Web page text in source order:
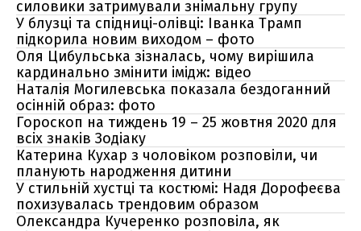
силовики затримували знімальну групу
У блузці та спідниці-олівці: Іванка Трамп
підкорила новим виходом – фото
Оля Цибульська зізналась, чому вирішила
кардинально змінити імідж: відео
Наталія Могилевська показала бездоганний
осінній образ: фото
Гороскоп на тиждень 19 – 25 жовтня 2020 для
всіх знаків Зодіаку
Катерина Кухар з чоловіком розповіли, чи
планують народження дитини
У стильній хустці та костюмі: Надя Дорофеєва
похизувалась трендовим образом
Олександра Кучеренко розповіла, як